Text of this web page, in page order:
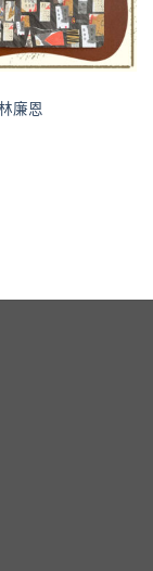
廉恩